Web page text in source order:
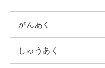
がんあく
しゅうあく